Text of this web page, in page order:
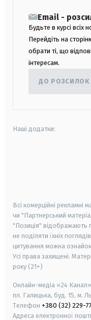
Email -
Будьте в курсі всіх
Перейдіть на
обрати ті, що
інтересам.
ДО РОЗСИЛОК
Наші додатки:
Всі комерційні рекламні
чи "Партнерський
"Позиція" відображають
не поділяти їхніх
цитування можна
Усі права захищені.
року (21+)
Онлайн-медіа «24 Канал»
пл. Галицька, буд. 15, м.
Телефон +380 (32) 229-
Адреса електронної